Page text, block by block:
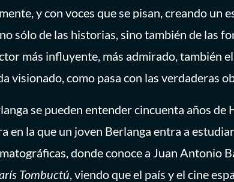
y con voces que se pisan, creando un
sólo de las historias, sino también de las
más influyente, más admirado, también
visionado, como pasa con las verdaderas
se pueden entender cincuenta años de
en la que un joven Berlanga entra a
donde conoce a Juan Antonio
Tombuctú , viendo que el país y el cine